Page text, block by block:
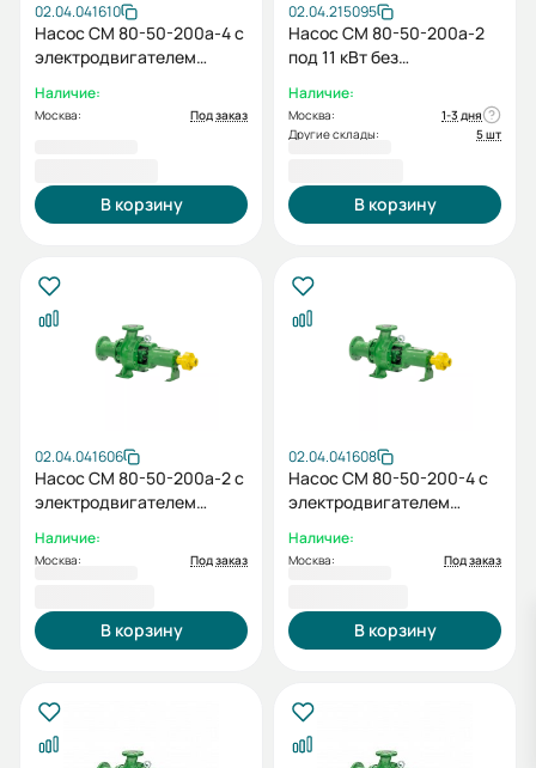
02.04.041610
Насос СМ 80-50-200а-4 с
электродвигателем
Наличие:
Москва: Под заказ
В корзину
02.04.215095
Насос СМ 80-50-200а-2
под 11 кВт без
рамы
Наличие:
Москва:
1-3 дня
Другие склады:
5 шт
В корзину
02.04.041606
Насос СМ 80-50-200а-2 с
электродвигателем
Наличие:
Москва: Под заказ
В корзину
02.04.041608
Насос СМ 80-50-200-4 с
электродвигателем
Наличие:
Москва: Под заказ
В корзину